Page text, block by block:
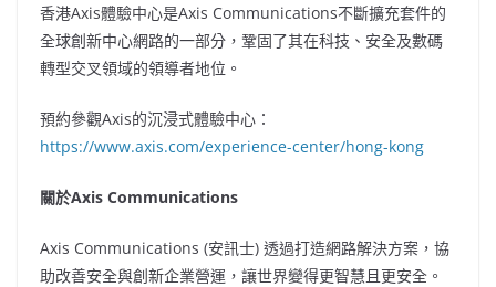
香港Axis體驗中心是Axis Communications不斷擴充套件的
全球創新中心網路的一部分，鞏固了其在科技、安全及數碼
轉型交叉領域的領導者地位。
預約參觀Axis的沉浸式體驗中心：
https://www.axis.com/experience-center/hong-kong
關於Axis Communications
Axis Communications (安訊士) 透過打造網路解決方案，協
助改善安全與創新企業營運，讓世界變得更智慧且更安全。